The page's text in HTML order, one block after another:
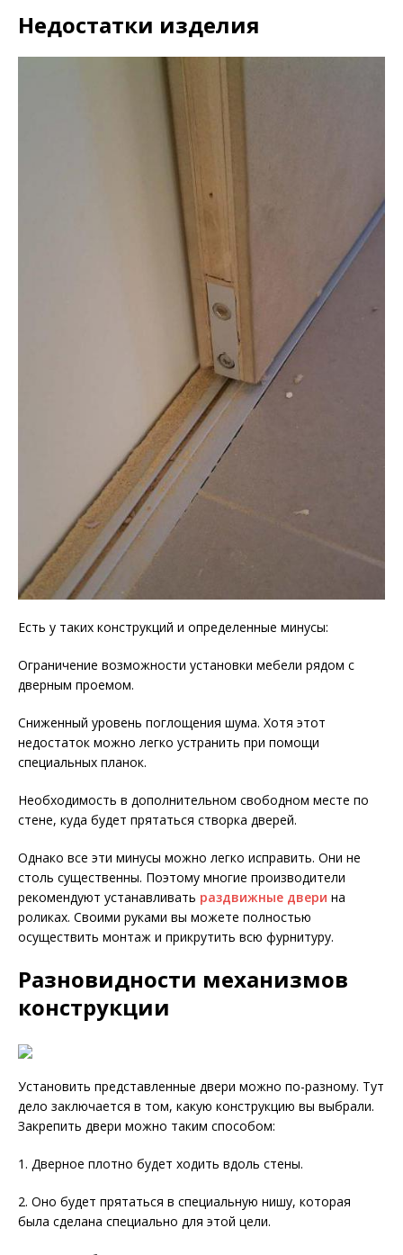
Недостатки изделия
Есть у таких конструкций и определенные минусы:
Ограничение возможности установки мебели рядом с
дверным проемом.
Сниженный уровень поглощения шума. Хотя этот
недостаток можно легко устранить при помощи
специальных планок.
Необходимость в дополнительном свободном месте по
стене, куда будет прятаться створка дверей.
Однако все эти минусы можно легко исправить. Они не
столь существенны. Поэтому многие производители
рекомендуют устанавливать раздвижные двери на
роликах. Своими руками вы можете полностью
осуществить монтаж и прикрутить всю фурнитуру.
Разновидности механизмов
конструкции
Установить представленные двери можно по-разному. Тут
дело заключается в том, какую конструкцию вы выбрали.
Закрепить двери можно таким способом:
1. Дверное плотно будет ходить вдоль стены.
2. Оно будет прятаться в специальную нишу, которая
была сделана специально для этой цели.